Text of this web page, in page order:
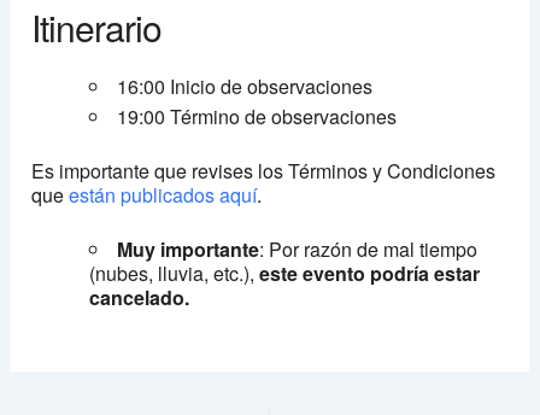
Itinerario
16:00 Inicio de observaciones
19:00 Término de observaciones
Es importante que revises los Términos y Condiciones
queestán publicados aquí.
Muy importante: Por razón de mal tiempo
(nubes, lluvia, etc.),este evento podría estar
cancelado.